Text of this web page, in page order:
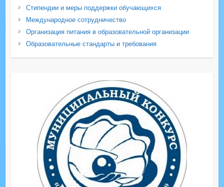
Стипендии и меры поддержки обучающихся
Международное сотрудничество
Организация питания в образовательной организации
Образовательные стандарты и требования